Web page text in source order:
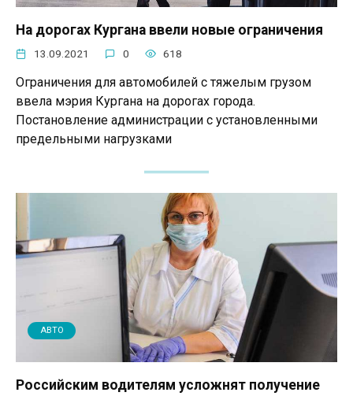
На дорогах Кургана ввели новые ограничения
13.09.2021 0 618
Ограничения для автомобилей с тяжелым грузом
ввела мэрия Кургана на дорогах города.
Постановление администрации с установленными
предельными нагрузками
АВТО
Российским водителям усложнят получение